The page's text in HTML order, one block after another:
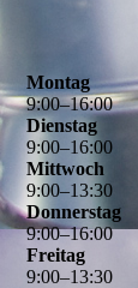
Montag
9:00–16:00
Dienstag
9:00–16:00
Mittwoch
9:00–13:30
Donnerstag
9:00–16:00
Freitag
9:00–13:30